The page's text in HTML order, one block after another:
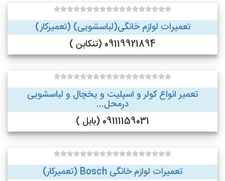
تعمیرات لوازم خانگی(لباسشویی) (تعمیرکار)
09119921894 (تنکابن )
تعمیر انواع کولر و اسپلیت و یخچال و لباسشویی
درمحل...
09111159031 (بابل )
تعمیرات لوازم خانگی Bosch (تعمیرکار)